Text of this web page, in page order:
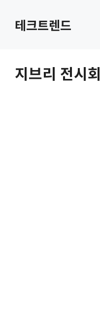
테크트렌드
지브리 전시회